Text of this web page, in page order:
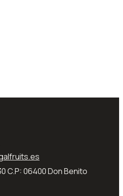
C.P: 06400 Don Benito